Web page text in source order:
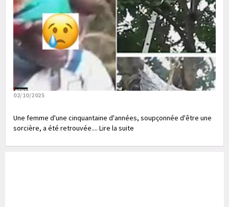
02/10/2025
Une femme d'une cinquantaine d'années, soupçonnée d'être une
sorcière, a été retrouvée.... Lire la suite